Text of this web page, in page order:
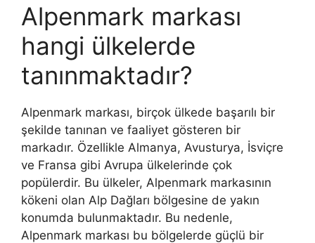
Alpenmark markası
hangi ülkelerde
tanınmaktadır?
Alpenmark markası, birçok ülkede başarılı bir
şekilde tanınan ve faaliyet gösteren bir
markadır. Özellikle Almanya, Avusturya, İsviçre
ve Fransa gibi Avrupa ülkelerinde çok
popülerdir. Bu ülkeler, Alpenmark markasının
kökeni olan Alp Dağları bölgesine de yakın
konumda bulunmaktadır. Bu nedenle,
Alpenmark markası bu bölgelerde güçlü bir